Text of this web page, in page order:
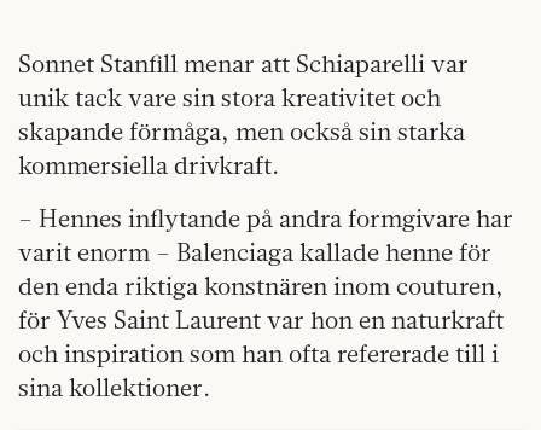
Sonnet Stanfill menar att Schiaparelli var
unik tack vare sin stora kreativitet och
skapande förmåga, men också sin starka
kommersiella drivkraft.
– Hennes inflytande på andra formgivare har
varit enorm – Balenciaga kallade henne för
den enda riktiga konstnären inom couturen,
för Yves Saint Laurent var hon en naturkraft
och inspiration som han ofta refererade till i
sina kollektioner.